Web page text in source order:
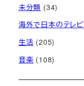
未分類 (34)
海外で日本のテレビ
生活 (205)
音楽 (108)